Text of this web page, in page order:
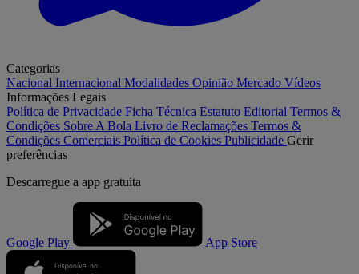
Categorias
Nacional Internacional Modalidades Opinião Mercado Vídeos
Informações Legais
Política de Privacidade Ficha Técnica Estatuto Editorial Termos &
Condições Sobre A Bola Livro de Reclamações Termos &
Condições Comerciais Política de Cookies Publicidade Gerir
preferências
Descarregue a app gratuita
Google Play App Store